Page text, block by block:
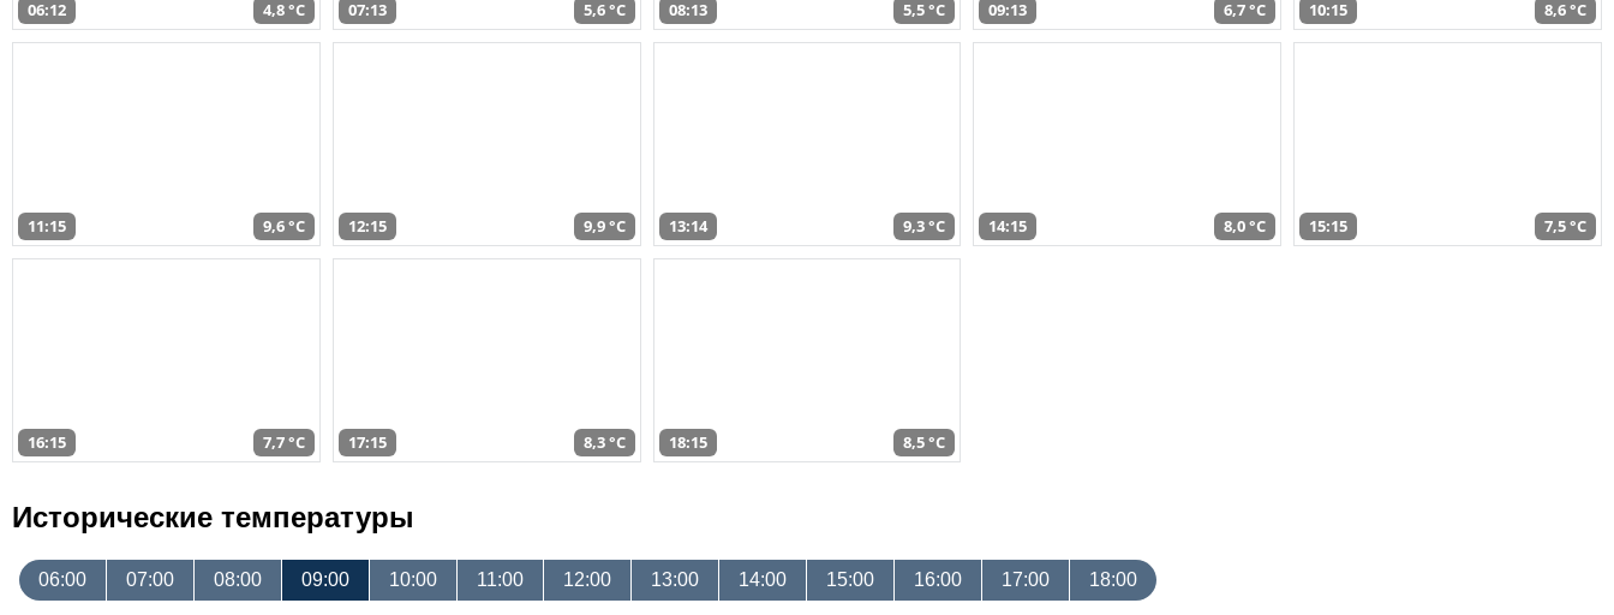
06:12 4,8 °C 07:13 5,6 °C 08:13 5,5 °C 09:13 6,7 °C 10:15 8,6 °C
11:15 9,6 °C 12:15 9,9 °C 13:14 9,3 °C 14:15 8,0 °C 15:15 7,5 °C
16:15 7,7 °C 17:15 8,3 °C 18:15 8,5 °C
Исторические температуры
06:00 07:00 08:00 09:00 10:00 11:00 12:00 13:00 14:00 15:00 16:00 17:00 18:00